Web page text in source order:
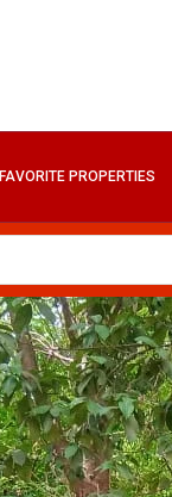
FAVORITE PROPERTIES